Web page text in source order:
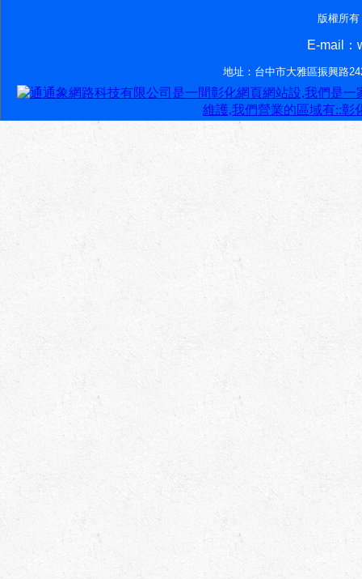
版權所
E-mail：
地址：台中市大雅區振興路